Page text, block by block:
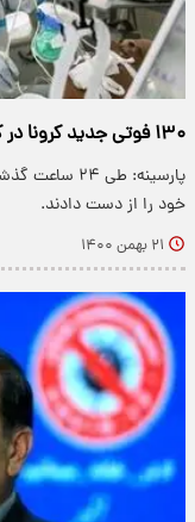
۱۳۰ فوتی جدید کرونا در کشور / ۳۳۶۸۱ بیمار دیگر شناسایی شدند
خود را از دست دادند.
۲۱ بهمن ۱۴۰۰